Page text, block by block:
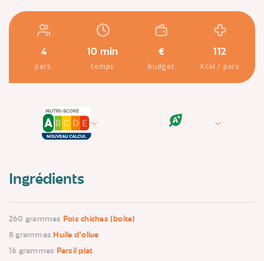
4
pers.
10 min
temps
€
budget
112
Kcal / pers
Ingrédients
260 grammes Pois chiches (boîte)
8 grammes Huile d'olive
16 grammes Persil plat